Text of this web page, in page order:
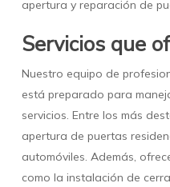
apertura y reparación de
Servicios que
Nuestro equipo de
está preparado para
servicios. Entre los más
apertura de puertas
automóviles. Además,
como la instalación de